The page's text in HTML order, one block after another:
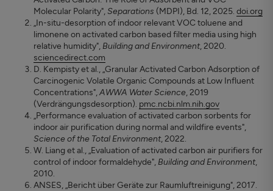
Molecular Polarity",Separations (MDPI), Bd. 12, 2025. doi.org
„In-situ-desorption of indoor relevant VOC toluene and
limonene on activated carbon based filter media using high
relative humidity", Building and Environment, 2020.
sciencedirect.com
D. Kempisty et al., „Granular Activated Carbon Adsorption of
Carcinogenic Volatile Organic Compounds at Low Influent
Concentrations",AWWA Water Science, 2019
(Verdrängungsdesorption). pmc.ncbi.nlm.nih.gov
„Performance evaluation of activated carbon sorbents for
indoor air purification during normal and wildfire events",
Science of the Total Environment, 2022.
W. Liang et al., „Evaluation of activated carbon air purifiers for
control of indoor formaldehyde", Building and Environment,
2010.
ANSES, „Bericht über Geräte zur Raumluftreinigung", 2017.